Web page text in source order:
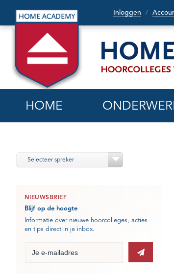
Inloggen /
HOME
Selecteer spreker
NIEUWSBRIEF
Blijf op de hoogte
Informatie over nieuwe hoorcolleges, acties
en tips direct in je inbox.